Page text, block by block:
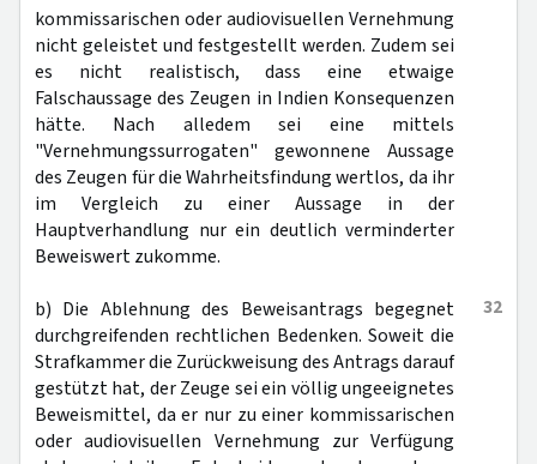
kommissarischen oder audiovisuellen Vernehmung
nicht geleistet und festgestellt werden. Zudem sei
es nicht realistisch, dass eine etwaige
Falschaussage des Zeugen in Indien Konsequenzen
hätte. Nach alledem sei eine mittels
"Vernehmungssurrogaten" gewonnene Aussage
des Zeugen für die Wahrheitsfindung wertlos, da ihr
im Vergleich zu einer Aussage in der
Hauptverhandlung nur ein deutlich verminderter
Beweiswert zukomme.
32
b) Die Ablehnung des Beweisantrags begegnet
durchgreifenden rechtlichen Bedenken. Soweit die
Strafkammer die Zurückweisung des Antrags darauf
gestützt hat, der Zeuge sei ein völlig ungeeignetes
Beweismittel, da er nur zu einer kommissarischen
oder audiovisuellen Vernehmung zur Verfügung